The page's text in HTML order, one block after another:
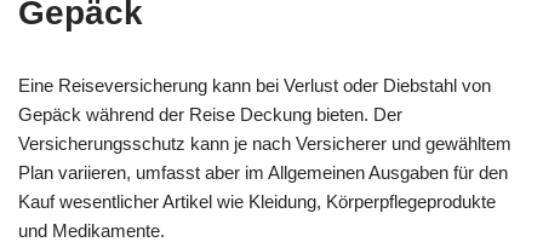
Gepäck
Eine Reiseversicherung kann bei Verlust oder Diebstahl von
Gepäck während der Reise Deckung bieten. Der
Versicherungsschutz kann je nach Versicherer und gewähltem
Plan variieren, umfasst aber im Allgemeinen Ausgaben für den
Kauf wesentlicher Artikel wie Kleidung, Körperpflegeprodukte
und Medikamente.